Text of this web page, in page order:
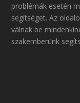
problémák esetén
segítséget. Az
válnak be
szakemberünk